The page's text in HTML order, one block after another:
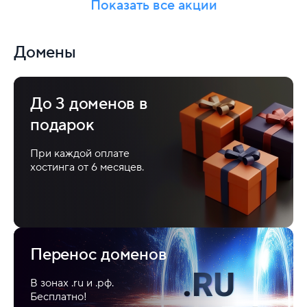
Статусы партнеров
вознаграждение по
Отсрочка платежа
бесплатно.
Показать все акции
Домены
До 3 доменов в
подарок
При каждой оплате
хостинга от 6 месяцев.
Перенос доменов
В зонах .ru и .рф.
Бесплатно!